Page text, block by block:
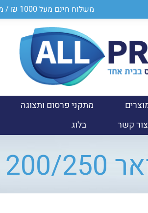
משלוח חינם מעל 1000 ₪ / מספר ספק במשרד הביטחון 0011024950
מתקני פרסום ותצוגה
צור קשר
בלוג
ס"מ